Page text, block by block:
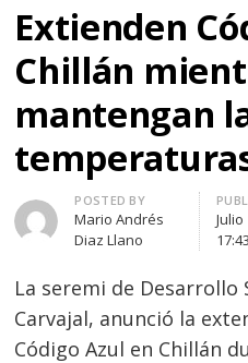
Extienden
Chillán
mantengan
Author
POSTED BY
Mario Andrés
Diaz Llano
Julio
La seremi de Desarrollo
Carvajal, anunció la
Código Azul en Chillán